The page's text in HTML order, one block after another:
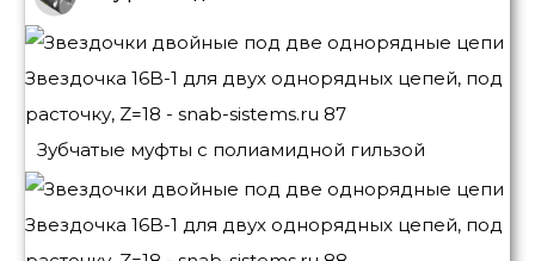
Зубчатые муфты с полиамидной гильзой